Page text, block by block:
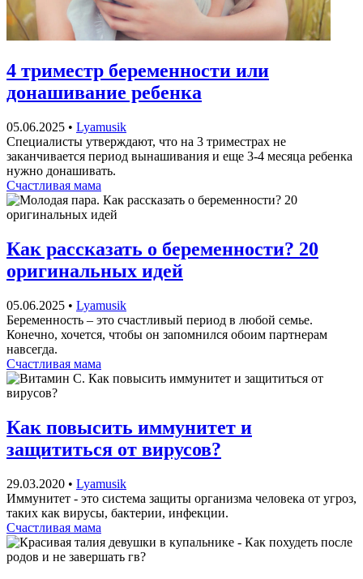
4 триместр беременности или
донашивание ребенка
05.06.2025 • Lyamusik
Специалисты утверждают, что на 3 триместрах не
заканчивается период вынашивания и еще 3-4 месяца ребенка
нужно донашивать.
Счастливая мама
Как рассказать о беременности? 20
оригинальных идей
05.06.2025 • Lyamusik
Беременность – это счастливый период в любой семье.
Конечно, хочется, чтобы он запомнился обоим партнерам
навсегда.
Счастливая мама
Как повысить иммунитет и
защититься от вирусов?
29.03.2020 • Lyamusik
Иммунитет - это система защиты организма человека от угроз,
таких как вирусы, бактерии, инфекции.
Счастливая мама